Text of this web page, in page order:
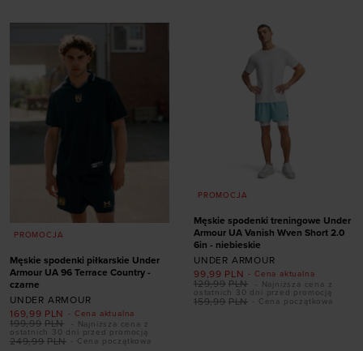
L L
PROMOCJA
Męskie spodenki piłkarskie Under
Armour UA 96 Terrace Country -
czarne
UNDER ARMOUR
- Cena aktualna
169,99 PLN
- Cena początkowa
249,99 PLN
199,99 PLN
- Najniższa cena z
ostatnich 30 dni przed promocją
PROMOCJA
Męskie spodenki treningowe Under
Armour UA Vanish Wven Short 2.0
6in - niebieskie
UNDER ARMOUR
- Cena aktualna
99,99 PLN
- Cena początkowa
159,99 PLN
129,99 PLN
- Najniższa cena z
ostatnich 30 dni przed promocją